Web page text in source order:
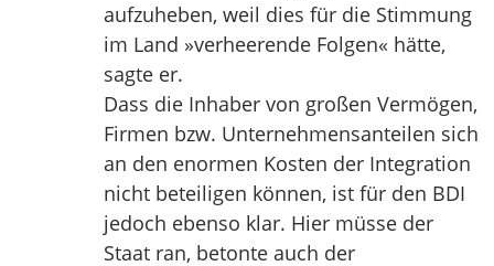
aufzuheben, weil dies für die Stimmung
im Land »verheerende Folgen« hätte,
sagte er.
Dass die Inhaber von großen Vermögen,
Firmen bzw. Unternehmensanteilen sich
an den enormen Kosten der Integration
nicht beteiligen können, ist für den BDI
jedoch ebenso klar. Hier müsse der
Staat ran, betonte auch der